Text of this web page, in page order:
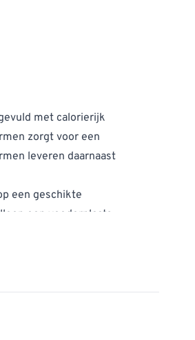
met calorierijk
zorgt voor een
leveren daarnaast
een geschikte
een voederplaats,